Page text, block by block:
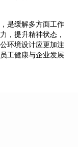
是缓解多方面工作
，提升精神状态，
环境设计应更加注
工健康与企业发展